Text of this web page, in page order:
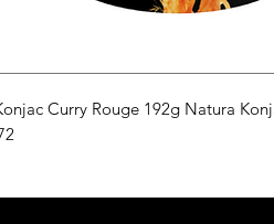
Curry Rouge 192g Natura